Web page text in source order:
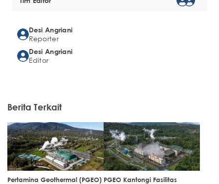
Desi Angriani
Reporter
Desi Angriani
Editor
Berita Terkait
Pertamina Geothermal (PGEO) PGEO Kantongi Fasilitas